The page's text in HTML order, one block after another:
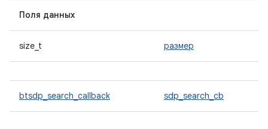
Поля данных
size_t размер
btsdp_search_callback sdp_search_cb